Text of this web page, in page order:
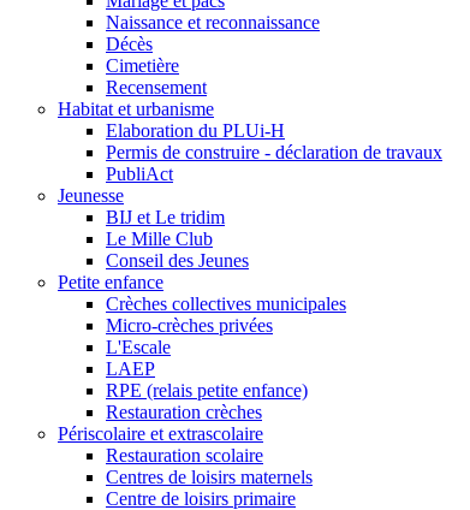
Naissance et reconnaissance
Décès
Cimetière
Recensement
Habitat et urbanisme
Elaboration du PLUi-H
Permis de construire - déclaration de travaux
PubliAct
Jeunesse
BIJ et Le tridim
Le Mille Club
Conseil des Jeunes
Petite enfance
Crèches collectives municipales
Micro-crèches privées
L'Escale
LAEP
RPE (relais petite enfance)
Restauration crèches
Périscolaire et extrascolaire
Restauration scolaire
Centres de loisirs maternels
Centre de loisirs primaire